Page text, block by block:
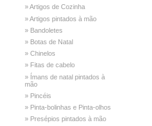
» Artigos de Cozinha
» Artigos pintados à mão
» Bandoletes
» Botas de Natal
» Chinelos
» Fitas de cabelo
» Ímans de natal pintados à
mão
» Pincéis
» Pinta-bolinhas e Pinta-olhos
» Presépios pintados à mão